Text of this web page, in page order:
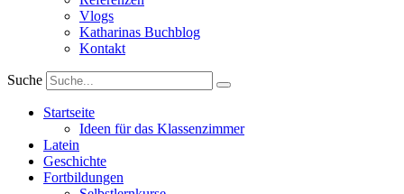
Vlogs
Katharinas Buchblog
Kontakt
Suche
Startseite
Ideen für das Klassenzimmer
Latein
Geschichte
Fortbildungen